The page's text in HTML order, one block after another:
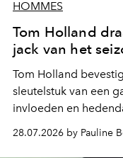
HOMMES
Tom Holland
jack van het
Tom Holland
sleutelstuk van een
invloeden en
samenkomen.
28.07.2026 by Pauline